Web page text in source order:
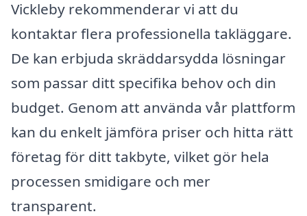
Vickleby rekommenderar vi att du
kontaktar flera professionella takläggare.
De kan erbjuda skräddarsydda lösningar
som passar ditt specifika behov och din
budget. Genom att använda vår plattform
kan du enkelt jämföra priser och hitta rätt
företag för ditt takbyte, vilket gör hela
processen smidigare och mer
transparent.